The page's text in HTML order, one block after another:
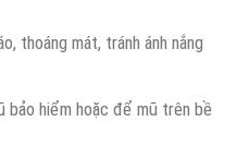
thoáng mát, tránh ánh nắng
bảo hiểm hoặc để mũ trên bề